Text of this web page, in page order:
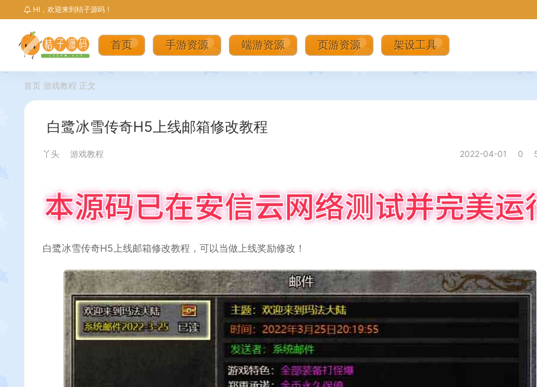
HI，欢迎来到桔子源码！
首页 手游资源 端游资源 页游资源 架设工具
首页 游戏教程 正文
白鹭冰雪传奇H5上线邮箱修改教程
丫头 游戏教程 2022-04-01 0
白鹭冰雪传奇H5上线邮箱修改教程，可以当做上线奖励修改！